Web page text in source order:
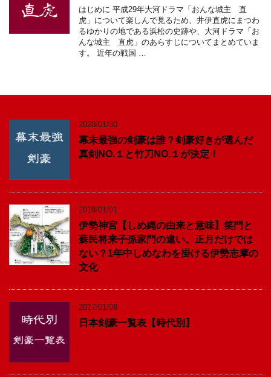
はじめに 平成29年大河ドラマ「おんな城主 直
虎」について楽しんで見るため、井伊直虎にまつわ
るゆかりの地である浜松の史跡や、大河ドラマ「お
んな城主 直虎」のあらすじについてまとめていま
す。 近年の戦国 …
2020/01/30
幕末最強の剣豪は誰？剣豪好きが選んだ
真剣NO.１と竹刀NO.１が決定！
2018/01/01
伊勢神宮【しめ縄の由来と意味】笑門と
蘇民将来子孫家門の違い。正月だけでは
ない？1年中しめなわを掛ける伊勢志摩の
文化
2017/01/08
日本剣豪一覧表【時代別】